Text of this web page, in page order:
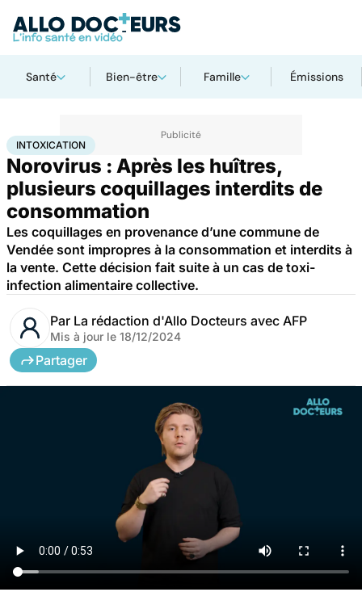
Santé Bien-être Famille Émissions
AccueilSantéMaladies Maladies infectieuses
INTOXICATION
Norovirus : Après les huîtres,
plusieurs coquillages interdits de
consommation
Les coquillages en provenance d’une commune de
Vendée sont impropres à la consommation et interdits à
la vente. Cette décision fait suite à un cas de toxi-
infection alimentaire collective.
Par La rédaction d'Allo Docteurs avec AFP
Mis à jour le 18/12/2024
Partager